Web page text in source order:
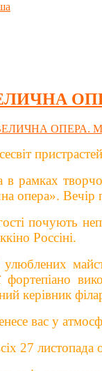
в рамках
опера». Вечір
почують
Россіні.
улюблених
фортепіано
керівник
вас у
27 листопада